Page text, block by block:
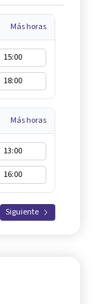
Más horas
15:00
18:00
Más horas
13:00
16:00
Siguiente